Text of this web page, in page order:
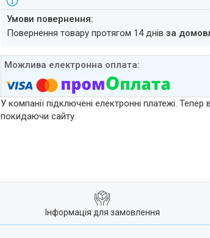
повернення товару протягом 14 днівза
У компанії підключені електронні платежі.
покидаючи сайту.
Інформація для замовлення